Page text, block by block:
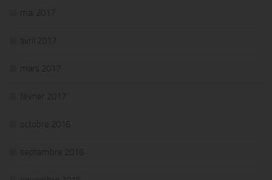
mai 2017
avril 2017
mars 2017
février 2017
octobre 2016
septembre 2016